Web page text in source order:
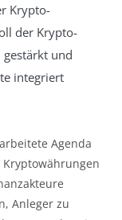
Krypto-
der Krypto-
gestärkt und
integriert
Agenda
Anleger zu